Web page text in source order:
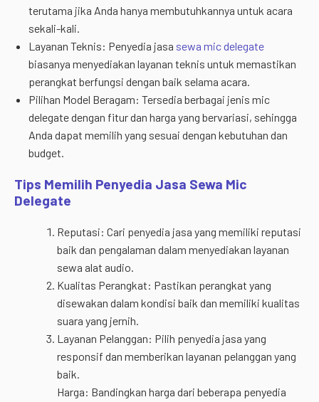
terutama jika Anda hanya membutuhkannya untuk acara
sekali-kali.
Layanan Teknis: Penyedia jasa sewa mic delegate
biasanya menyediakan layanan teknis untuk memastikan
perangkat berfungsi dengan baik selama acara.
Pilihan Model Beragam: Tersedia berbagai jenis mic
delegate dengan fitur dan harga yang bervariasi, sehingga
Anda dapat memilih yang sesuai dengan kebutuhan dan
budget.
Tips Memilih Penyedia Jasa Sewa Mic
Delegate
Reputasi: Cari penyedia jasa yang memiliki reputasi
baik dan pengalaman dalam menyediakan layanan
sewa alat audio.
Kualitas Perangkat: Pastikan perangkat yang
disewakan dalam kondisi baik dan memiliki kualitas
suara yang jernih.
Layanan Pelanggan: Pilih penyedia jasa yang
responsif dan memberikan layanan pelanggan yang
baik.
Harga: Bandingkan harga dari beberapa penyedia